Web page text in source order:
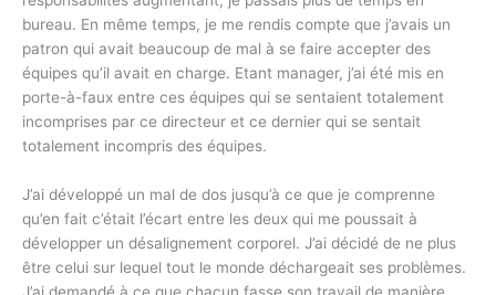
bureau. En même temps, je me rendis compte que j’avais un
patron qui avait beaucoup de mal à se faire accepter des
équipes qu’il avait en charge. Etant manager, j’ai été mis en
porte-à-faux entre ces équipes qui se sentaient totalement
incomprises par ce directeur et ce dernier qui se sentait
totalement incompris des équipes.
J’ai développé un mal de dos jusqu’à ce que je comprenne
qu’en fait c’était l’écart entre les deux qui me poussait à
développer un désalignement corporel. J’ai décidé de ne plus
être celui sur lequel tout le monde déchargeait ses problèmes.
J’ai demandé à ce que chacun fasse son travail de manière